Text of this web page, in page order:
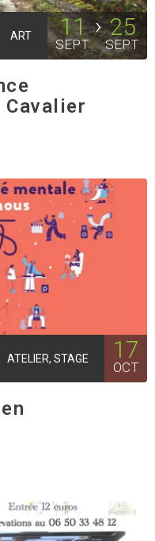
ART 11
SEPT
25
SEPT
ATELIER, STAGE 17
OCT